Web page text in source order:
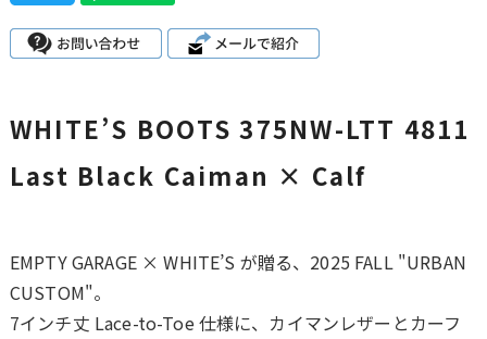
WHITE’S BOOTS 375NW-LTT 4811
Last Black Caiman × Calf
EMPTY GARAGE × WHITE’S が贈る、2025 FALL "URBAN
CUSTOM"。
7インチ丈 Lace-to-Toe 仕様に、カイマンレザーとカーフ